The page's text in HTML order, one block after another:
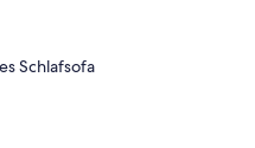
Schlafsofa